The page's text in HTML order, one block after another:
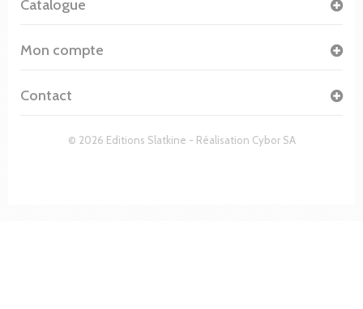
© 2026 Editions Slatkine - Réalisation Cybor SA
Catalogue
Mon compte
Contact